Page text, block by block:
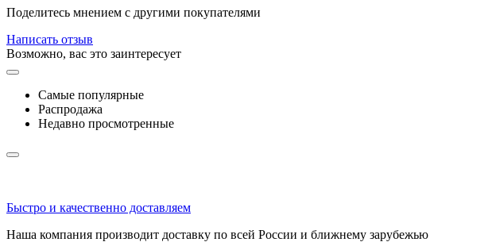
Поделитесь мнением с другими покупателями
Написать отзыв
Возможно, вас это заинтересует
Самые популярные
Распродажа
Недавно просмотренные
Быстро и качественно доставляем
Наша компания производит доставку по всей России и ближнему зарубежью